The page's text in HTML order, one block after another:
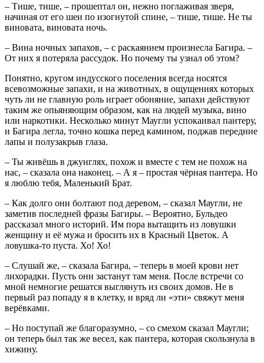
– Тише, тише, – прошептал он, нежно поглаживая зверя,
начиная от его шеи по изогнутой спине, – тише, тише. Не ты
виновата, виновата ночь.
– Вина ночных запахов, – с раскаянием произнесла Багира. –
От них я потеряла рассудок. Но почему ты узнал об этом?
Понятно, кругом индусского поселения всегда носятся
всевозможные запахи, и на животных, в ощущениях которых
чуть ли не главную роль играет обоняние, запахи действуют
таким же опьяняющим образом, как на людей музыка, вино
или наркотики. Несколько минут Маугли успокаивал пантеру,
и Багира легла, точно кошка перед камином, поджав передние
лапы и полузакрыв глаза.
– Ты живёшь в джунглях, похож и вместе с тем не похож на
нас, – сказала она наконец. – А я – простая чёрная пантера. Но
я люблю тебя, Маленький Брат.
– Как долго они болтают под деревом, – сказал Маугли, не
заметив последней фразы Багиры. – Вероятно, Бульдео
рассказал много историй. Им пора вытащить из ловушки
женщину и её мужа и бросить их в Красный Цветок. А
ловушка-то пуста. Хо! Хо!
– Слушай же, – сказала Багира, – теперь в моей крови нет
лихорадки. Пусть они застанут там меня. После встречи со
мной немногие решатся выглянуть из своих домов. Не в
первый раз попаду я в клетку, и вряд ли «эти» свяжут меня
верёвками.
– Но поступай же благоразумно, – со смехом сказал Маугли;
он теперь был так же весел, как пантера, которая скользнула в
хижину.